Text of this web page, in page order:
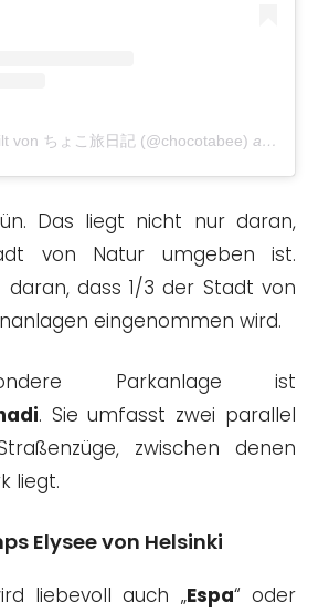
von ちょこ旅日記 (@chocotabee) am
Das liegt nicht nur daran,
von Natur umgeben ist.
daran, dass 1/3 der Stadt von
eingenommen wird.
Parkanlage ist
. Sie umfasst zwei parallel
zwischen denen
liegt.
Elysee von Helsinki
liebevoll auch „Espa“ oder